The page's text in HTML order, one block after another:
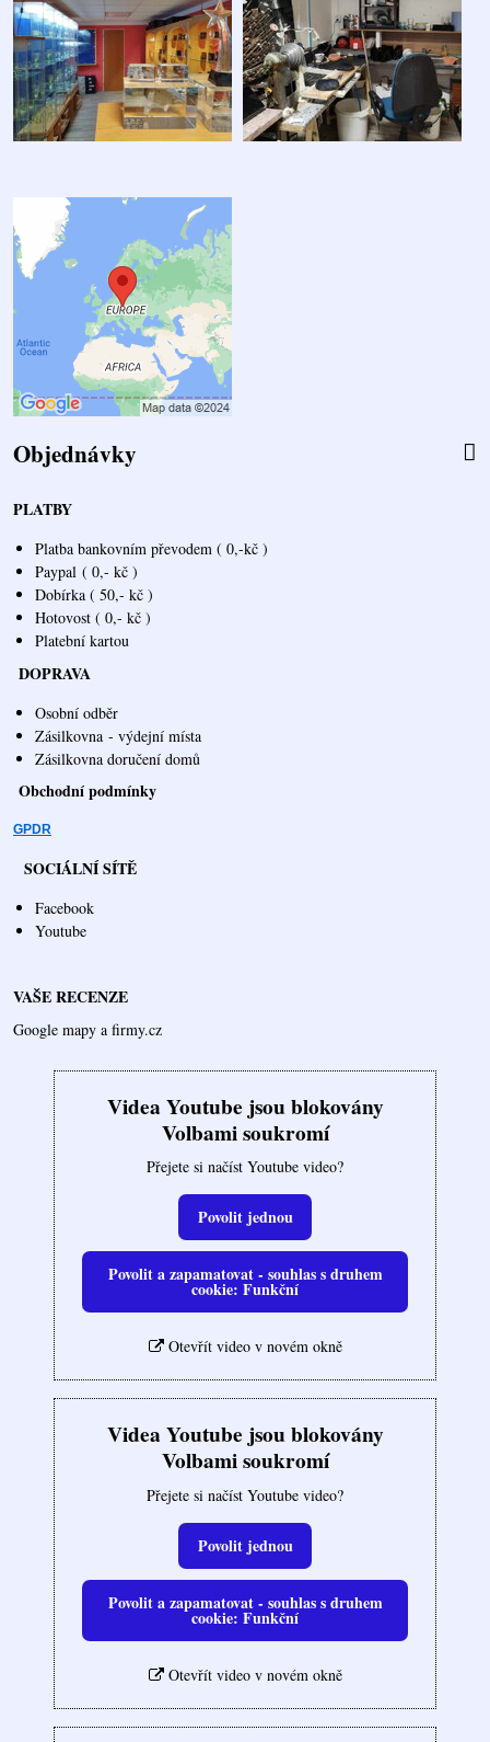
Objednávky
PLATBY
Platba bankovním převodem ( 0,-kč )
Paypal ( 0,- kč )
Dobírka ( 50,- kč )
Hotovost ( 0,- kč )
Platební kartou
DOPRAVA
Osobní odběr
Zásilkovna - výdejní místa
Zásilkovna doručení domů
Obchodní podmínky
GPDR
SOCIÁLNÍ SÍTĚ
Facebook
Youtube
VAŠE RECENZE
Google mapy a firmy.cz
Videa Youtube jsou blokovány
Volbami soukromí
Přejete si načíst Youtube video?
Povolit jednou
Povolit a zapamatovat - souhlas s druhem
cookie: Funkční
Otevřít video v novém okně
Videa Youtube jsou blokovány
Volbami soukromí
Přejete si načíst Youtube video?
Povolit jednou
Povolit a zapamatovat - souhlas s druhem
cookie: Funkční
Otevřít video v novém okně